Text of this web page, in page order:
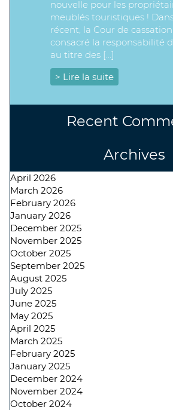
nouvelle pour les
meublés touristiques !
récent, la Cour de
consacré la responsabilité
au titre des […]
> Lire la suite
Recent
Archives
April 2026
March 2026
February 2026
January 2026
December 2025
November 2025
October 2025
September 2025
August 2025
July 2025
June 2025
May 2025
April 2025
March 2025
February 2025
January 2025
December 2024
November 2024
October 2024